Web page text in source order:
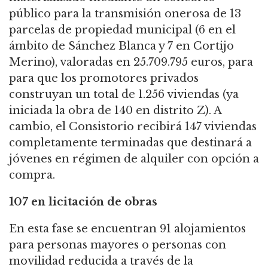
público para la transmisión onerosa de 13
parcelas de propiedad municipal (6 en el
ámbito de Sánchez Blanca y 7 en Cortijo
Merino), valoradas en 25.709.795 euros, para
para que los promotores privados
construyan un total de 1.256 viviendas (ya
iniciada la obra de 140 en distrito Z). A
cambio, el Consistorio recibirá 147 viviendas
completamente terminadas que destinará a
jóvenes en régimen de alquiler con opción a
compra.
107 en licitación de obras
En esta fase se encuentran 91 alojamientos
para personas mayores o personas con
movilidad reducida a través de la